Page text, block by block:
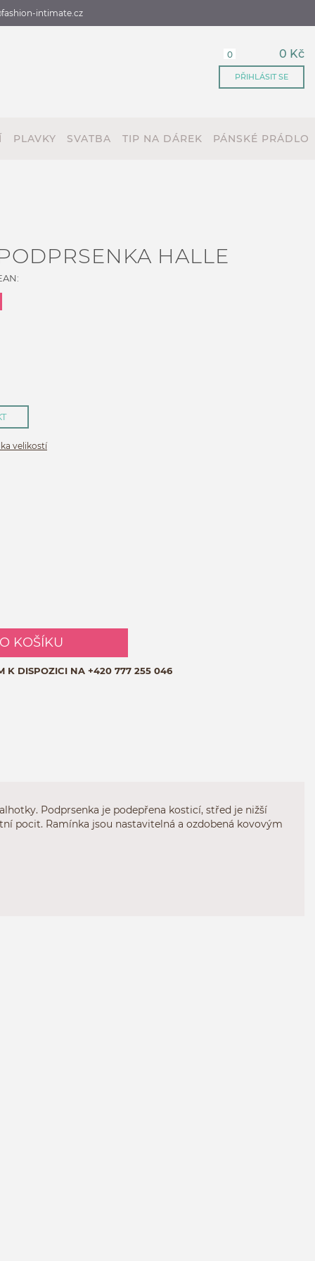
intimate.cz
0 0 Kč
PŘIHLÁSIT SE
PLAVKY SVATBA TIP NA DÁREK PÁNSKÉ PRÁDLO
HALLE
velikostí
KOŠÍKU
K DISPOZICI NA +420 777 255 046
Podprsenka je podepřena kosticí, střed je nižší
pocit. Ramínka jsou nastavitelná a ozdobená kovovým